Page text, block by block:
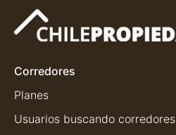
Corredores
Planes
Usuarios buscando corredores